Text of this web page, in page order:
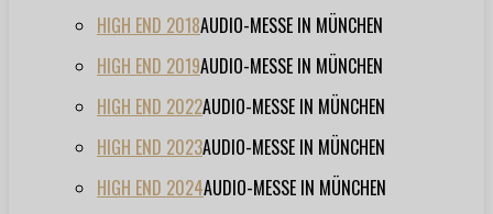
HIGH END 2018AUDIO-MESSE IN MÜNCHEN
HIGH END 2019AUDIO-MESSE IN MÜNCHEN
HIGH END 2022AUDIO-MESSE IN MÜNCHEN
HIGH END 2023AUDIO-MESSE IN MÜNCHEN
HIGH END 2024AUDIO-MESSE IN MÜNCHEN